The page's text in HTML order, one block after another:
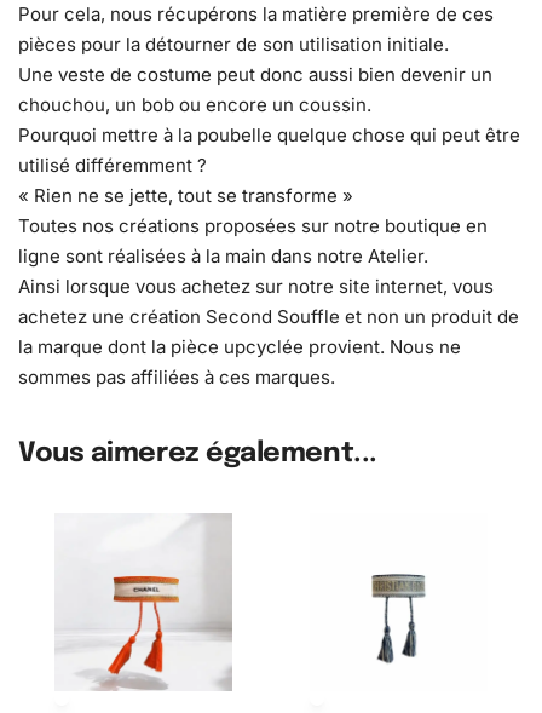
Pour cela, nous récupérons la matière première de ces
pièces pour la détourner de son utilisation initiale.
Une veste de costume peut donc aussi bien devenir un
chouchou, un bob ou encore un coussin.
Pourquoi mettre à la poubelle quelque chose qui peut être
utilisé différemment ?
« Rien ne se jette, tout se transforme »
Toutes nos créations proposées sur notre boutique en
ligne sont réalisées à la main dans notre Atelier.
Ainsi lorsque vous achetez sur notre site internet, vous
achetez une création Second Souffle et non un produit de
la marque dont la pièce upcyclée provient. Nous ne
sommes pas affiliées à ces marques.
Vous aimerez également...